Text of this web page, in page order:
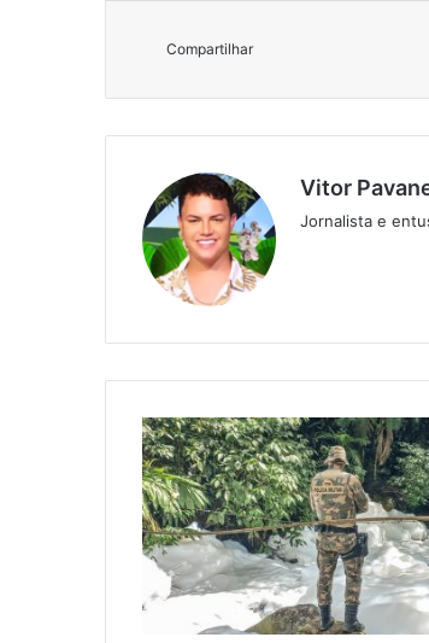
Compartilhar
Vitor
Jornalista e